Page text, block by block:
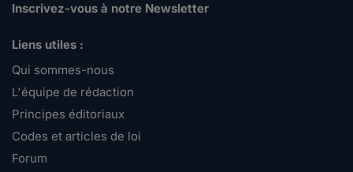
Inscrivez-vous à notre Newsletter
Liens utiles :
Qui sommes-nous
L'équipe de rédaction
Principes éditoriaux
Codes et articles de loi
Forum